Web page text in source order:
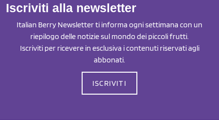
Iscriviti alla newsletter
Italian Berry Newsletter ti informa ogni settimana con un
riepilogo delle notizie sul mondo dei piccoli frutti.
Iscriviti per ricevere in esclusiva i contenuti riservati agli
abbonati.
ISCRIVITI